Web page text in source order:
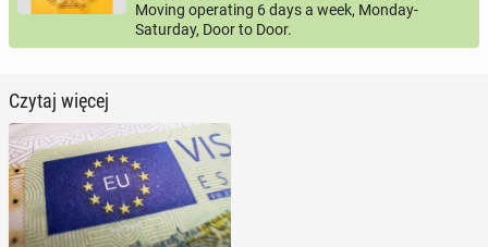
Moving operating 6 days a week, Monday-
Saturday, Door to Door.
Czytaj więcej